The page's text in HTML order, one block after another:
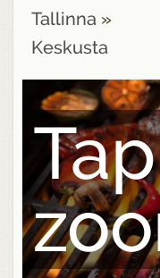
Tallinna »
Keskusta